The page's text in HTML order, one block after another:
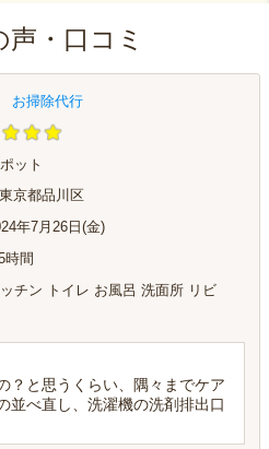
声・口コミ
お掃除代行
ット
東京都品川区
年7月26日(金)
時間
チン トイレ お風呂 洗面所 リビ
？と思うくらい、隅々までケア
並べ直し、洗濯機の洗剤排出口